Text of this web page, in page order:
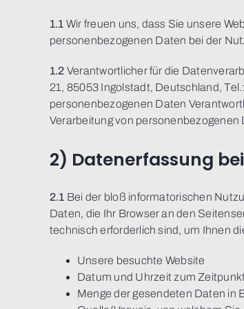
1.1 Wir freuen uns, dass Sie unsere
personenbezogenen Daten bei der
1.2 Verantwortlicher für die
21, 85053 Ingolstadt, Deutschland,
personenbezogenen Daten
Verarbeitung von personenbezogenen
2) Datenerfassung
2.1 Bei der bloß informatorischen
Daten, die Ihr Browser an den
technisch erforderlich sind, um Ihnen
Unsere besuchte Website
Datum und Uhrzeit zum
Menge der gesendeten Daten in